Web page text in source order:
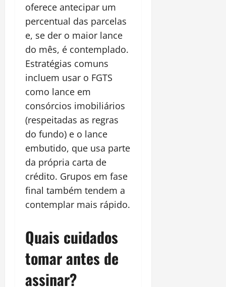
oferece antecipar um
percentual das parcelas
e, se der o maior lance
do mês, é contemplado.
Estratégias comuns
incluem usar o FGTS
como lance em
consórcios imobiliários
(respeitadas as regras
do fundo) e o lance
embutido, que usa parte
da própria carta de
crédito. Grupos em fase
final também tendem a
contemplar mais rápido.
Quais cuidados
tomar antes de
assinar?